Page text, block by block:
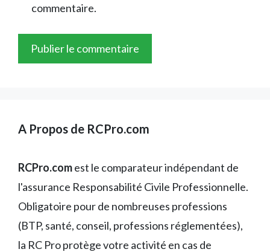
commentaire.
A Propos de RCPro.com
RCPro.comest le comparateur indépendant de
l'assurance Responsabilité Civile Professionnelle.
Obligatoire pour de nombreuses professions
(BTP, santé, conseil, professions réglementées),
la RC Pro protège votre activité en cas de